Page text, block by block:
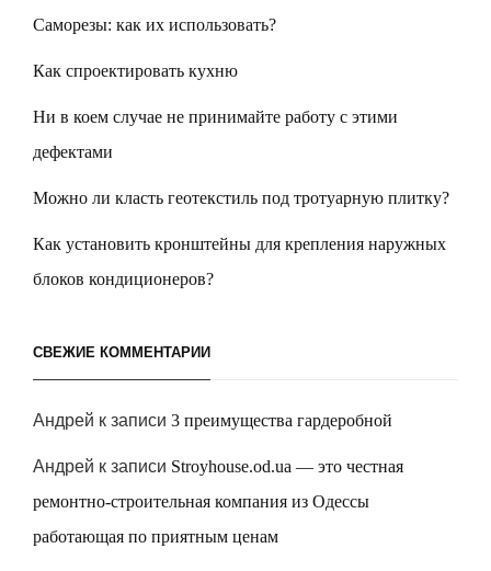
Саморезы: как их использовать?
Как спроектировать кухню
Ни в коем случае не принимайте работу с этими
дефектами
Можно ли класть геотекстиль под тротуарную плитку?
Как установить кронштейны для крепления наружных
блоков кондиционеров?
СВЕЖИЕ КОММЕНТАРИИ
Андрей к записи 3 преимущества гардеробной
Андрей к записи Stroyhouse.od.ua — это честная
ремонтно-строительная компания из Одессы
работающая по приятным ценам